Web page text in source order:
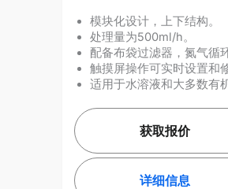
模块化设计，上下结构。
处理量为500ml/h。
配备布袋过滤器，氮气循
触摸屏操作可实时设置和
适用于水溶液和大多数有
获取报价
详细信息